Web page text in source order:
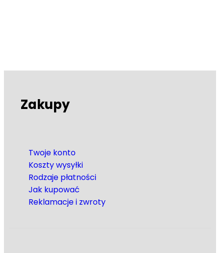
Zakupy
Twoje konto
Koszty wysyłki
Rodzaje płatności
Jak kupować
Reklamacje i zwroty